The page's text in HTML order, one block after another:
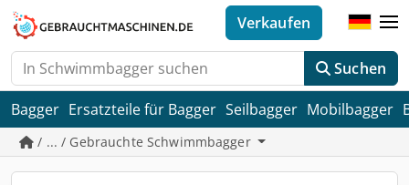
Suchen
Verkaufen
Bagger Ersatzteile für Bagger Seilbagger Mobilbagger
/ ... / Gebrauchte Schwimmbagger